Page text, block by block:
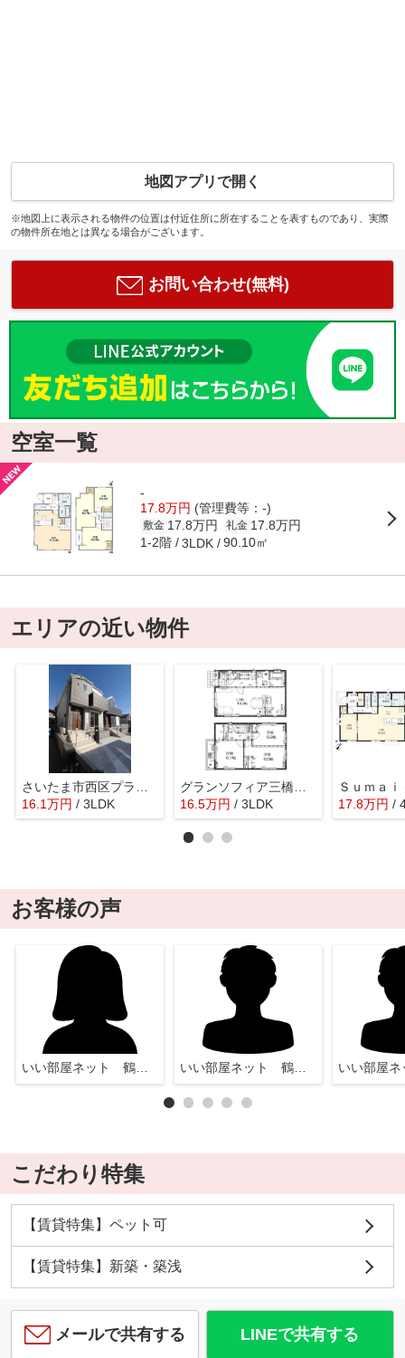
地図アプリで開く
※地図上に表示される物件の位置は付近住所に所在することを表すものであり、実際
の物件所在地とは異なる場合がございます。
お問い合わせ(無料)
空室一覧
-
17.8万円 (管理費等：-)
敷金 17.8万円 礼金 17.8万円
1-2階 3LDK 90.10㎡
エリアの近い物件
16.1万円 / 3LDK
16.5万円 / 3LDK 17.8万円 /
お客様の声
いい部屋ネット 鶴瀬店 いい部屋ネット 鶴瀬店
こだわり特集
【賃貸特集】ペット可
【賃貸特集】新築・築浅
メールで共有する LINEで共有する